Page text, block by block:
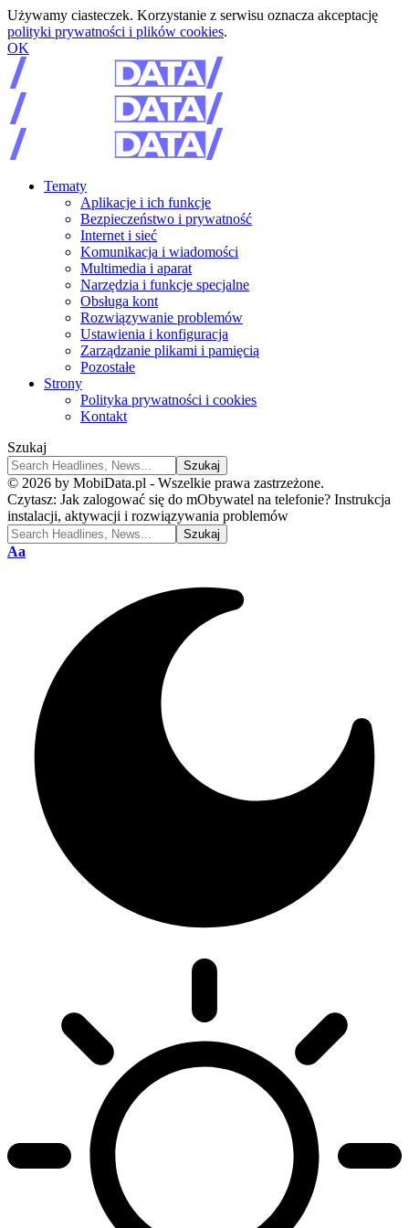
Używamy ciasteczek. Korzystanie z serwisu oznacza akceptację
polityki prywatności i plików cookies.
OK
Tematy
Aplikacje i ich funkcje
Bezpieczeństwo i prywatność
Internet i sieć
Komunikacja i wiadomości
Multimedia i aparat
Narzędzia i funkcje specjalne
Obsługa kont
Rozwiązywanie problemów
Ustawienia i konfiguracja
Zarządzanie plikami i pamięcią
Pozostałe
Strony
Polityka prywatności i cookies
Kontakt
Szukaj
© 2026 by MobiData.pl - Wszelkie prawa zastrzeżone.
Czytasz: Jak zalogować się do mObywatel na telefonie? Instrukcja
instalacji, aktywacji i rozwiązywania problemów
Font
Aa